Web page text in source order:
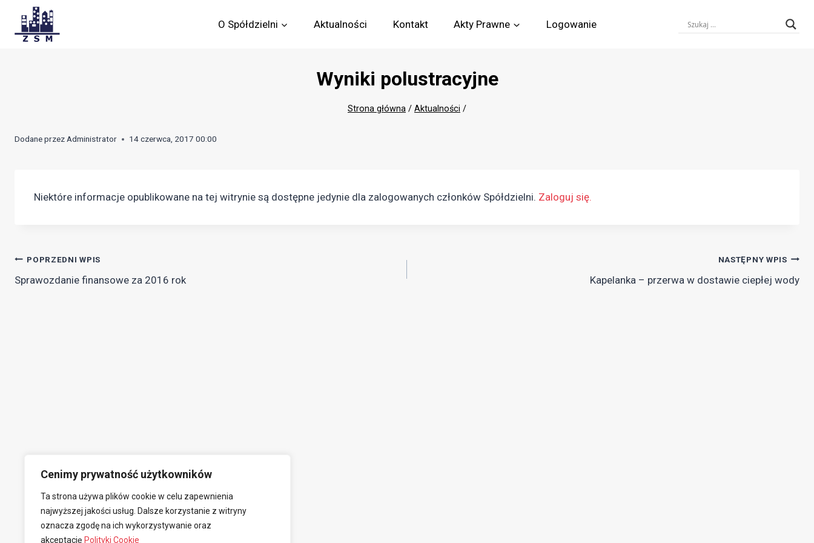
Cenimy prywatność użytkowników
Ta strona używa plików cookie w celu zapewnienia
najwyższej jakości usług. Dalsze korzystanie z witryny
oznacza zgodę na ich wykorzystywanie oraz
akceptację Polityki Cookie
content
O Spółdzielni Aktualności Kontakt Akty Prawne Logowanie
Wyniki polustracyjne
Strona główna / Aktualności /
Dodane przezAdministrator 14 czerwca, 2017 00:00
Niektóre informacje opublikowane na tej witrynie są dostępne jedynie dla zalogowanych członków Spółdzielni. Zaloguj się.
Nawigacja
wpisu
POPRZEDNI WPIS
Sprawozdanie finansowe za 2016 rok
NASTĘPNY WPIS
Kapelanka – przerwa w dostawie ciepłej wody